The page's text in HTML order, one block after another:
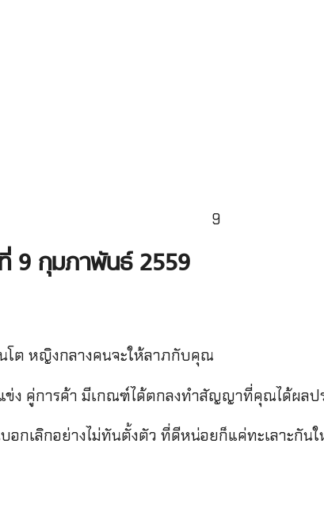
9 กุมภาพันธ์ 2559
นโต หญิงกลางคนจะให้ลาภกับคุณ
ข่ง คู่การค้า มีเกณฑ์ได้ตกลงทำสัญญาที่คุณได้ผล
กเลิกอย่างไม่ทันตั้งตัว ที่ดีหน่อยก็แค่ทะเลาะกัน